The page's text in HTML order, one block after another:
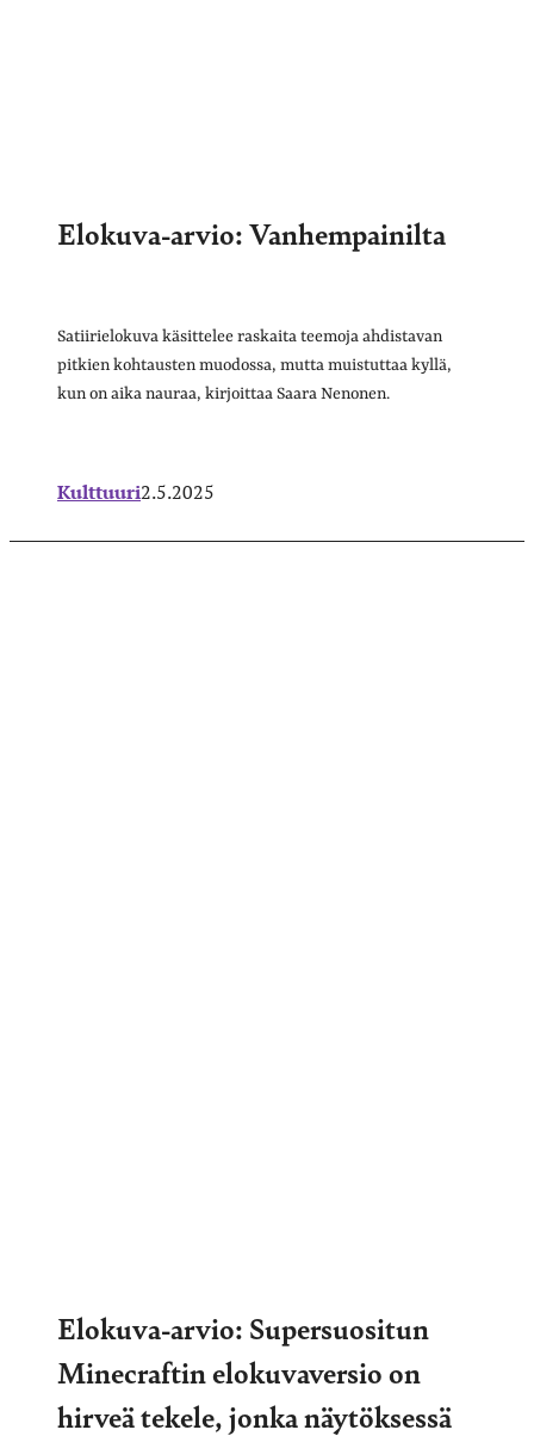
Elokuva-arvio: Vanhempainilta
Satiirielokuva käsittelee raskaita teemoja ahdistavan
pitkien kohtausten muodossa, mutta muistuttaa kyllä,
kun on aika nauraa, kirjoittaa Saara Nenonen.
Kulttuuri2.5.2025
Elokuva-arvio: Supersuositun
Minecraftin elokuvaversio on
hirveä tekele, jonka näytöksessä